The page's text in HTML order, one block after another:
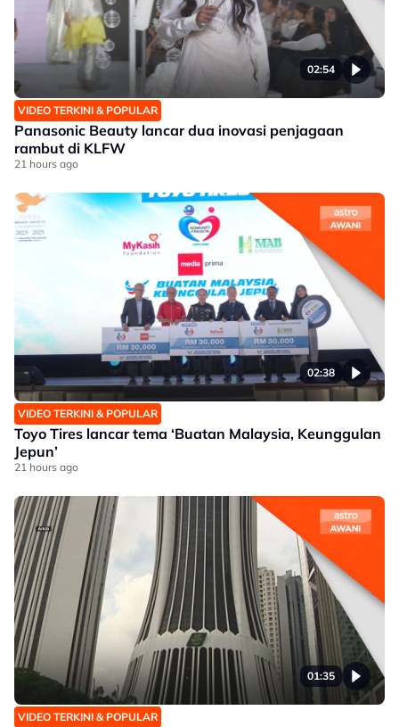
02:54
VIDEO TERKINI & POPULAR
Panasonic Beauty lancar dua inovasi penjagaan
rambut di KLFW
21 hours ago
02:38
VIDEO TERKINI & POPULAR
Toyo Tires lancar tema ‘Buatan Malaysia, Keunggulan
Jepun’
21 hours ago
01:35
VIDEO TERKINI & POPULAR